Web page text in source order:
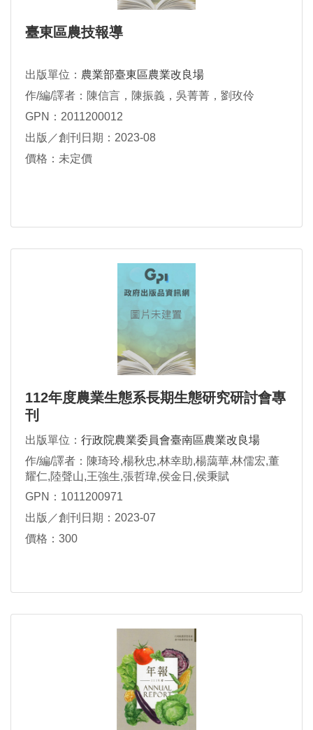
臺東區農技報導
出版單位： 農業部臺東區農業改良場
作/編/譯者：陳信言，陳振義，吳菁菁，劉玫伶
GPN：2011200012
出版／創刊日期：2023-08
價格：未定價
112年度農業生態系長期生態研究研討會專
刊
出版單位： 行政院農業委員會臺南區農業改良場
作/編/譯者：陳琦玲,楊秋忠,林幸助,楊藹華,林儒宏,董
耀仁,陸聲山,王強生,張哲瑋,侯金日,侯秉賦
GPN：1011200971
出版／創刊日期：2023-07
價格：300